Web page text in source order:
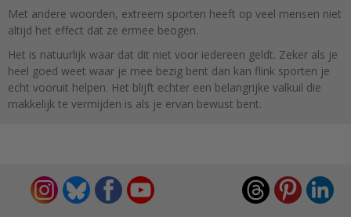
Met andere woorden, extreem sporten heeft op veel mensen niet
altijd het effect dat ze ermee beogen.
Het is natuurlijk waar dat dit niet voor iedereen geldt. Zeker als je
heel goed weet waar je mee bezig bent dan kan flink sporten je
echt vooruit helpen. Het blijft echter een belangrijke valkuil die
makkelijk te vermijden is als je ervan bewust bent.